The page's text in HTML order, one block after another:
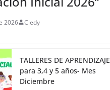
2026 Cledy
TALLERES DE APRENDIZAJE
para 3,4 y 5 años- Mes
Diciembre